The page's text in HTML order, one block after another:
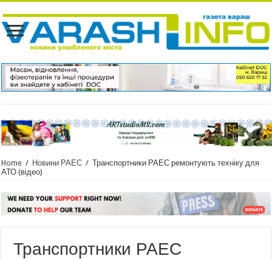
Home / Новини РАЕС / Транспортники РАЕС ремонтують техніку для
АТО (відео)
Транспортники РАЕС